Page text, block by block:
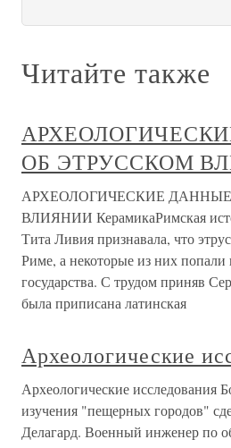
Читайте также
ОБ ЭТРУССКОМ
АРХЕОЛОГИЧЕСКИЕ
ВЛИЯНИИ КерамикаРимская
Тита Ливия признавала, что
Риме, а некоторые из них
государства. С трудом приняв
была приписана латинская
Археологические
Археологические исследования
изучения "пещерных городов"
Делагард. Военный инженер по